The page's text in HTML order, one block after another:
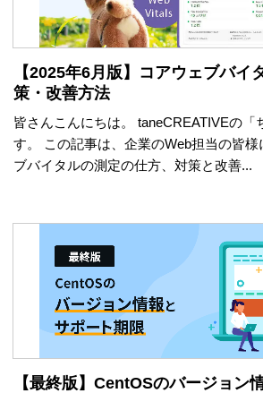
【2025年6月版】コアウェブバイ
策・改善方法
皆さんこんにちは。 taneCREATIVEの「
す。 この記事は、企業のWeb担当の皆様
ブバイタルの測定の仕方、対策と改善...
【最終版】CentOSのバージョン